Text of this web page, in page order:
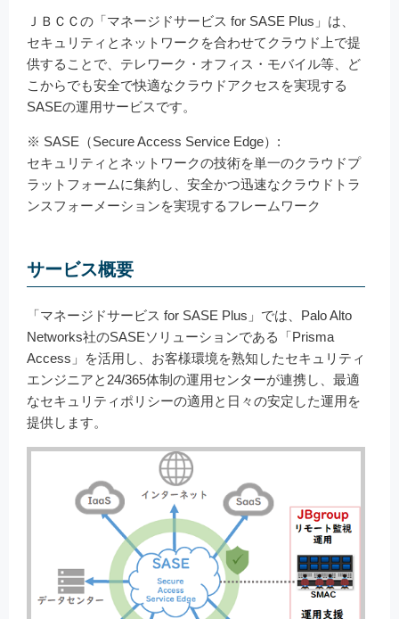
ＪＢＣＣの「マネージドサービス for SASE Plus」は、
セキュリティとネットワークを合わせてクラウド上で提
供することで、テレワーク・オフィス・モバイル等、ど
こからでも安全で快適なクラウドアクセスを実現する
SASEの運用サービスです。
※ SASE（Secure Access Service Edge）:
セキュリティとネットワークの技術を単一のクラウドプ
ラットフォームに集約し、安全かつ迅速なクラウドトラ
ンスフォーメーションを実現するフレームワーク
サービス概要
「マネージドサービス for SASE Plus」では、Palo Alto
Networks社のSASEソリューションである「Prisma
Access」を活用し、お客様環境を熟知したセキュリティ
エンジニアと24/365体制の運用センターが連携し、最適
なセキュリティポリシーの適用と日々の安定した運用を
提供します。